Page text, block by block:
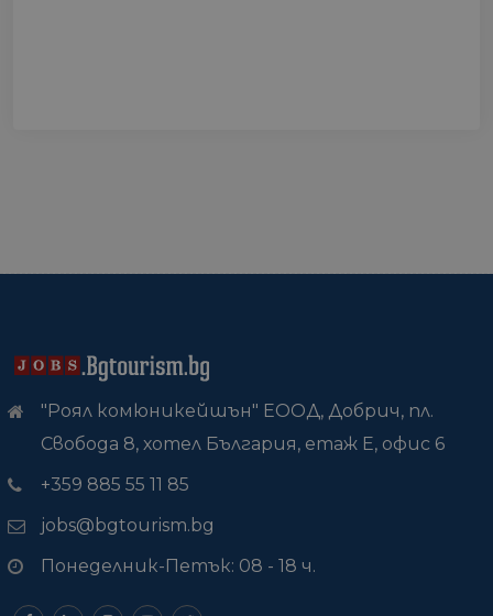
"Роял комюникейшън" ЕООД, Добрич, пл.
Свобода 8, хотел България, етаж Е, офис 6
+359 885 55 11 85
jobs@bgtourism.bg
Понеделник-Петък: 08 - 18 ч.